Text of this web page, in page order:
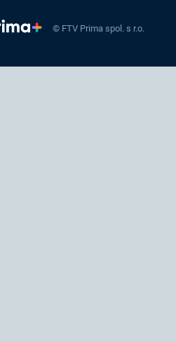
© FTV Prima spol. s r.o.